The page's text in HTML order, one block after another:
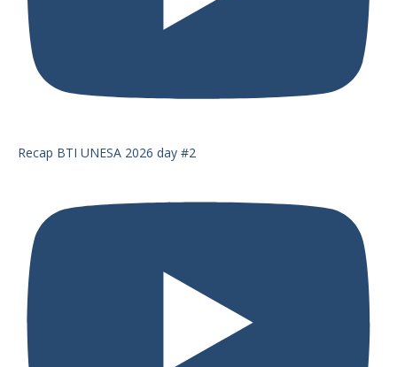
Recap BTI UNESA 2026 day #2